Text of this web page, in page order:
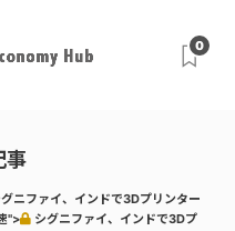
0
事
ニファイ、インドで3Dプリンター
">
シグニファイ、インドで3Dプ